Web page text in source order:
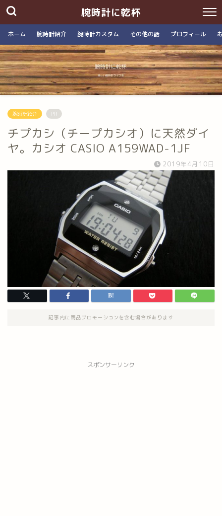
腕時計に乾杯
ホーム 腕時計紹介 腕時計カスタム その他の話 プロフィール
腕時計紹介 PR
チプカシ（チープカシオ）に天然ダイ
ヤ。カシオ CASIO A159WAD-1JF
2019年4月10日
記事内に商品プロモーションを含む場合があります
スポンサーリンク